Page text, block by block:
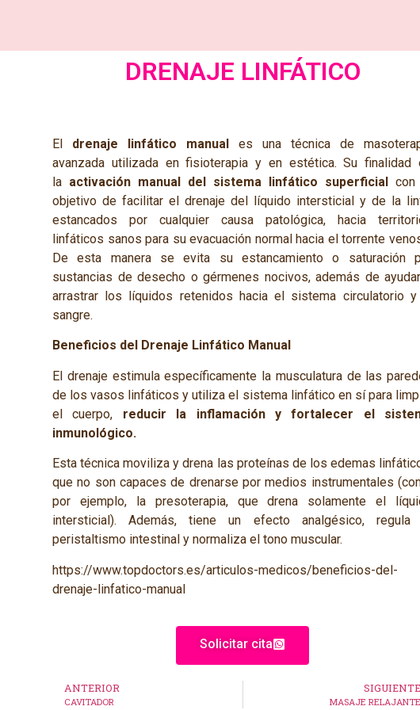
DRENAJE LINFÁTICO
El drenaje linfático manual es una técnica de
avanzada utilizada en fisioterapia y en estética. Su finalidad
la activación manual del sistema linfático superficial
objetivo de facilitar el drenaje del líquido intersticial y de la
estancados por cualquier causa patológica, hacia
linfáticos sanos para su evacuación normal hacia el torrente
De esta manera se evita su estancamiento o saturación
sustancias de desecho o gérmenes nocivos, además de
arrastrar los líquidos retenidos haciael sistema circulatorio
sangre.
Beneficios del Drenaje Linfático Manual
El drenaje estimula específicamente la musculatura de las
de los vasos linfáticos y utiliza el sistema linfático en sí para
el cuerpo, reducir la inflamación y fortalecer el
inmunológico.
Esta técnica moviliza y drena las proteínas de los edemas
que no son capaces de drenarse por medios instrumentales
por ejemplo, la presoterapia, que drena solamente el
intersticial). Además, tiene un efecto analgésico, regula
peristaltismo intestinal y normaliza el tono muscular.
https://www.topdoctors.es/articulos-medicos/beneficios-del-
drenaje-linfatico-manual
Solicitar cita
ANTERIOR
CAVITADOR
SIGUIENTE
MASAJE RELAJANTE